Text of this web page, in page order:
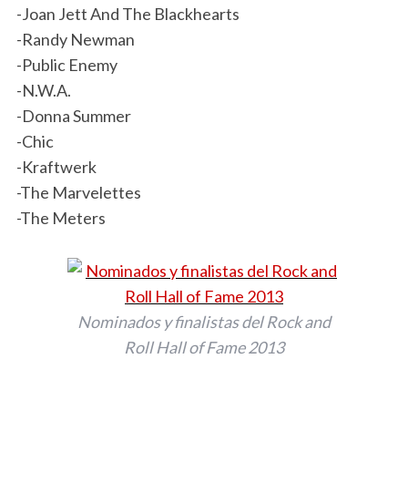
-Joan Jett And The Blackhearts
-Randy Newman
-Public Enemy
-N.W.A.
-Donna Summer
-Chic
-Kraftwerk
-The Marvelettes
-The Meters
Nominados y finalistas del Rock and
Roll Hall of Fame 2013